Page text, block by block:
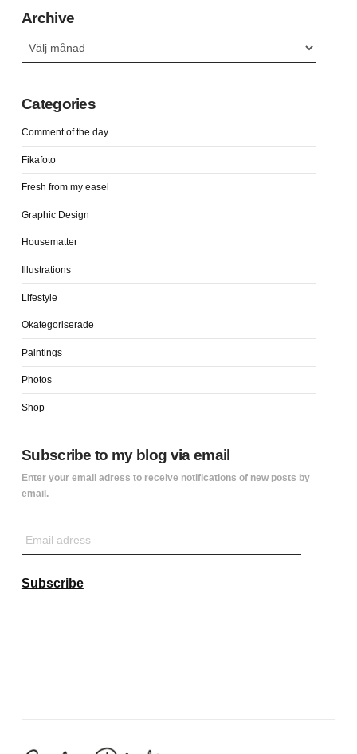
Archive
Categories
Comment of the day
Fikafoto
Fresh from my easel
Graphic Design
Housematter
Illustrations
Lifestyle
Okategoriserade
Paintings
Photos
Shop
Subscribe to my blog via email
Enter your email adress to receive notifications of new posts by
email.
Subscribe